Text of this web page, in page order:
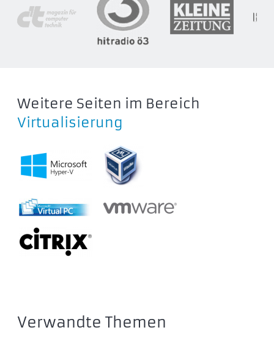
Weitere Seiten im Bereich
Virtualisierung
Verwandte Themen